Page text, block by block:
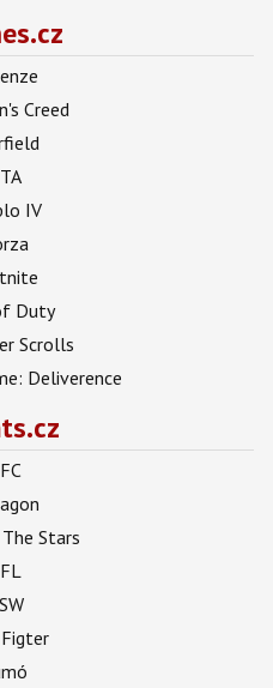
Creed
IV
Duty
Scrolls
Deliverence
Stars